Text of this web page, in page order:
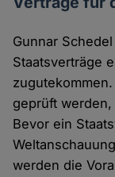
Gunnar
Staatsverträge
geprüft
Bevor ein
werden die